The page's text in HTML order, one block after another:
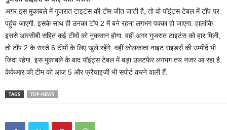
अगर इस मुकाबले में गुजरात टाइटंस की टीम जीत जाती है, तो वो पॉइंट्स टेबल में टॉप पर
पहुंच जाएगी. इसके साथ ही उनका टॉप 2 में बने रहना लगभग पक्का हो जाएगा. हालांकि
इससे आरसीबी सहित कई टीमों को नुकसान होगा. वहीं अगर गुजरात टाइटंस को हार मिली,
तो टॉप 2 के रास्ते 6 टीमों के लिए खुले रहेंगे. वहीं कोलकाता नाइट राइडर्स की उम्मीदें भी
जिंदा रहेगा. इस मुकाबले के बाद पॉइंट्स टेबल में बड़ा उलटफेर लगभग तय नजर आ रहा है.
केकेआर की टीम को आज 5 और फ्रेंचाइजी भी सपोर्ट करने वाली हैं.
TAGS TOP-NEWS